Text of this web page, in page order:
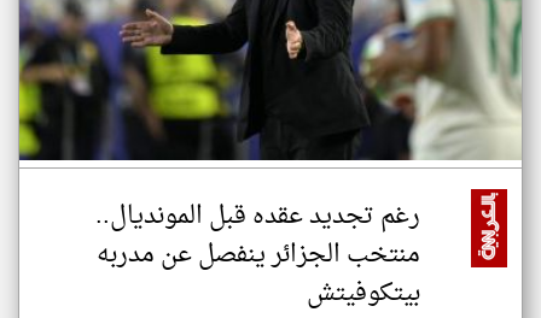
رغم تجديد عقده قبل المونديال..
منتخب الجزائر ينفصل عن مدربه
بيتكوفيتش